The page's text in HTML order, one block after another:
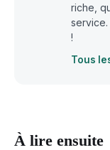
riche,
!
Tous
À lire ensuite